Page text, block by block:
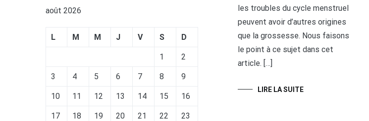
les troubles du cycle menstruel
peuvent avoir d’autres origines
que la grossesse. Nous faisons
le point à ce sujet dans cet
article. […]
LIRE LA SUITE
août 2026
L M M J V S D
1 2
3 4 5 6 7 8 9
10 11 12 13 14 15 16
17 18 19 20 21 22 23